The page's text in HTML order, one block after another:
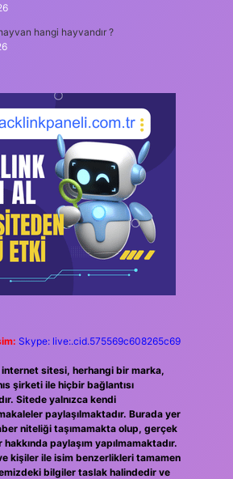
hangi hayvandır ?
Skype: live:.cid.575569c608265c69
internet sitesi, herhangi bir marka,
şirketi ile hiçbir bağlantısı
Sitede yalnızca kendi
makaleler paylaşılmaktadır. Burada yer
niteliği taşımamakta olup, gerçek
paylaşım yapılmamaktadır.
kişiler ile isim benzerlikleri tamamen
bilgiler taslak halindedir ve